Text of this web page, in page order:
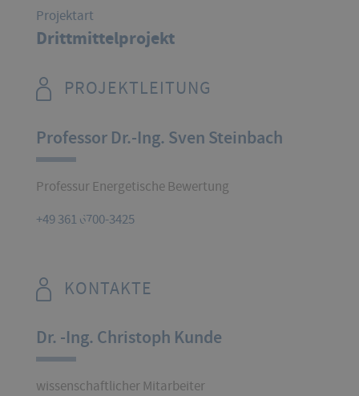
Projektart
Drittmittelprojekt
PROJEKTLEITUNG
Professor Dr.-Ing. Sven Steinbach
Professur Energetische Bewertung
+49 361 6700-3425
KONTAKTE
Dr. -Ing. Christoph Kunde
wissenschaftlicher Mitarbeiter